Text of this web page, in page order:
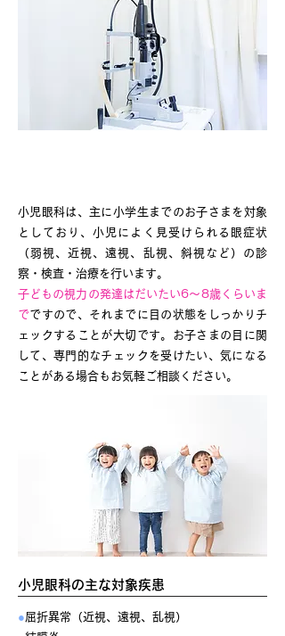
小児眼科は、主に小学生までのお子さまを対象
としており、小児によく見受けられる眼症状
（弱視、近視、遠視、乱視、斜視など）の診
察・検査・治療を行います。
子どもの視力の発達はだいたい6～8歳くらいま
でですので、それまでに目の状態をしっかりチ
ェックすることが大切です。お子さまの目に関
して、専門的なチェックを受けたい、気になる
ことがある場合もお気軽ご相談ください。
小児眼科の主な対象疾患
●屈折異常（近視、遠視、乱視）